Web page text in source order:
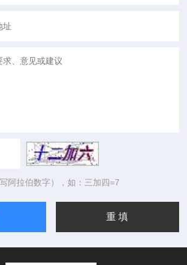
阿拉伯数字），如：三加四=7